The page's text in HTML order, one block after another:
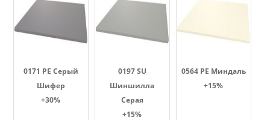
0171 PE Серый
Шифер
+30%
0197 SU
Шиншилла
Серая
+15%
0564 PE Миндаль
+15%